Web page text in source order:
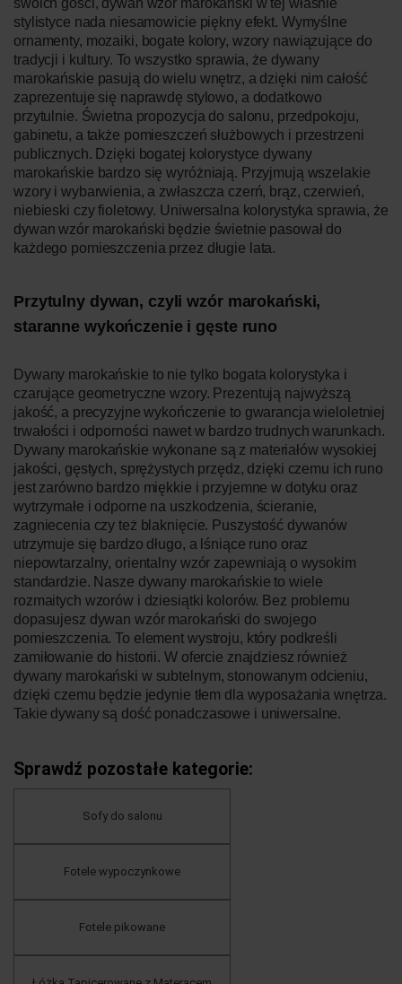
swoich gości, dywan wzór marokański w tej właśnie
stylistyce nada niesamowicie piękny efekt. Wymyślne
ornamenty, mozaiki, bogate kolory, wzory nawiązujące do
tradycji i kultury. To wszystko sprawia, że dywany
marokańskie pasują do wielu wnętrz, a dzięki nim całość
zaprezentuje się naprawdę stylowo, a dodatkowo
przytulnie. Świetna propozycja do salonu, przedpokoju,
gabinetu, a także pomieszczeń służbowych i przestrzeni
publicznych. Dzięki bogatej kolorystyce dywany
marokańskie bardzo się wyróżniają. Przyjmują wszelakie
wzory i wybarwienia, a zwłaszcza czerń, brąz, czerwień,
niebieski czy fioletowy. Uniwersalna kolorystyka sprawia, że
dywan wzór marokański będzie świetnie pasował do
każdego pomieszczenia przez długie lata.
Przytulny dywan, czyli wzór marokański,
staranne wykończenie i gęste runo
Dywany marokańskie to nie tylko bogata kolorystyka i
czarujące geometryczne wzory. Prezentują najwyższą
jakość, a precyzyjne wykończenie to gwarancja wieloletniej
trwałości i odporności nawet w bardzo trudnych warunkach.
Dywany marokańskie wykonane są z materiałów wysokiej
jakości, gęstych, sprężystych przędz, dzięki czemu ich runo
jest zarówno bardzo miękkie i przyjemne w dotyku oraz
wytrzymałe i odporne na uszkodzenia, ścieranie,
zagniecenia czy też blaknięcie. Puszystość dywanów
utrzymuje się bardzo długo, a lśniące runo oraz
niepowtarzalny, orientalny wzór zapewniają o wysokim
standardzie. Nasze dywany marokańskie to wiele
rozmaitych wzorów i dziesiątki kolorów. Bez problemu
dopasujesz dywan wzór marokański do swojego
pomieszczenia. To element wystroju, który podkreśli
zamiłowanie do historii. W ofercie znajdziesz również
dywany marokański w subtelnym, stonowanym odcieniu,
dzięki czemu będzie jedynie tłem dla wyposażania wnętrza.
Takie dywany są dość ponadczasowe i uniwersalne.
Sprawdź pozostałe kategorie:
Sofy do salonu
Fotele wypoczynkowe
Fotele pikowane